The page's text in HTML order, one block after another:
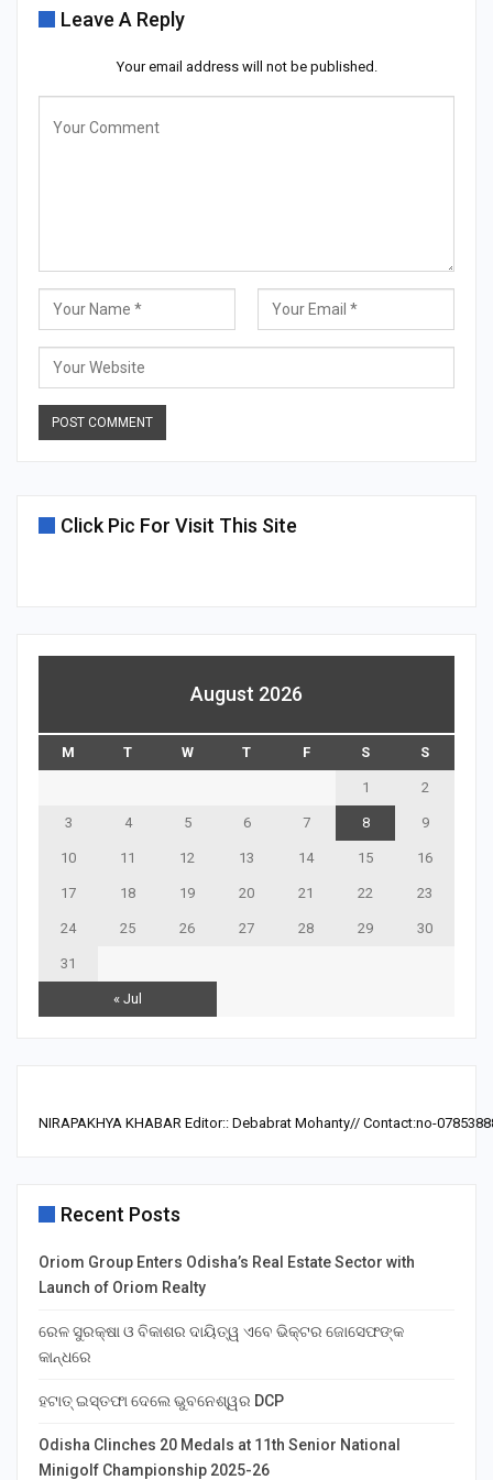
Leave A Reply
Your email address will not be published.
Click Pic For Visit This Site
August 2026
M T W T F S S
« Jul
1 2
3 4 5 6 7 8 9
10 11 12 13 14 15 16
17 18 19 20 21 22 23
24 25 26 27 28 29 30
31
NIRAPAKHYA KHABAR Editor:: Debabrat Mohanty// Contact:no-
Recent Posts
Oriom Group Enters Odisha’s Real Estate Sector with
Launch of Oriom Realty
ରେଳ ସୁରକ୍ଷା ଓ ବିକାଶର ଦାୟିତ୍ୱ ଏବେ ଭିକ୍ଟର ଜୋସେଫଙ୍କ
କାନ୍ଧରେ
ହଟାତ୍ ଇସ୍ତଫା ଦେଲେ ଭୁବନେଶ୍ୱର DCP
Odisha Clinches 20 Medals at 11th Senior National
Minigolf Championship 2025-26